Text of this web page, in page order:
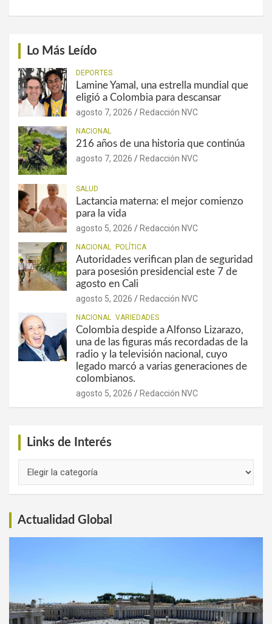
Lo Más Leído
DEPORTES
Lamine Yamal, una estrella mundial que
eligió a Colombia para descansar
agosto 7, 2026 Redacción NVC
NACIONAL
216 años de una historia que continúa
agosto 7, 2026 Redacción NVC
SALUD
Lactancia materna: el mejor comienzo
para la vida
agosto 5, 2026 Redacción NVC
NACIONAL POLÍTICA
Autoridades verifican plan de seguridad
para posesión presidencial este 7 de
agosto en Cali
agosto 5, 2026 Redacción NVC
NACIONAL VARIEDADES
Colombia despide a Alfonso Lizarazo,
una de las figuras más recordadas de la
radio y la televisión nacional, cuyo
legado marcó a varias generaciones de
colombianos.
agosto 5, 2026 Redacción NVC
Links de Interés
Actualidad Global